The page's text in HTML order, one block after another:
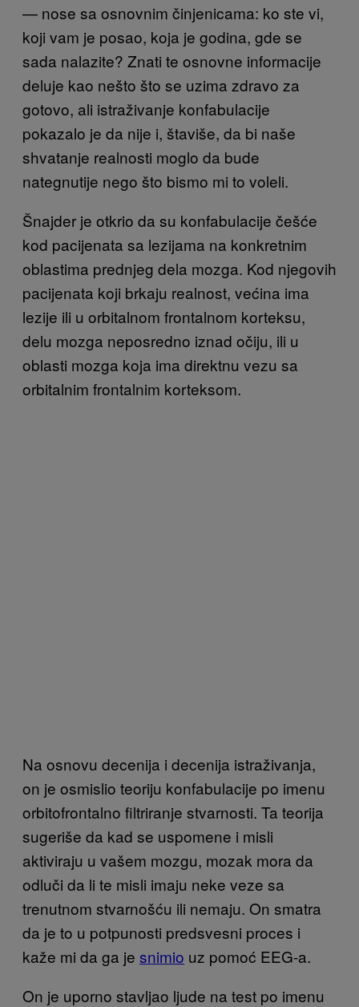
— nose sa osnovnim činjenicama: ko ste vi,
koji vam je posao, koja je godina, gde se
sada nalazite? Znati te osnovne informacije
deluje kao nešto što se uzima zdravo za
gotovo, ali istraživanje konfabulacije
pokazalo je da nije i, štaviše, da bi naše
shvatanje realnosti moglo da bude
nategnutije nego što bismo mi to voleli.
Šnajder je otkrio da su konfabulacije češće
kod pacijenata sa lezijama na konkretnim
oblastima prednjeg dela mozga. Kod njegovih
pacijenata koji brkaju realnost, većina ima
lezije ili u orbitalnom frontalnom korteksu,
delu mozga neposredno iznad očiju, ili u
oblasti mozga koja ima direktnu vezu sa
orbitalnim frontalnim korteksom.
Na osnovu decenija i decenija istraživanja,
on je osmislio teoriju konfabulacije po imenu
orbitofrontalno filtriranje stvarnosti. Ta teorija
sugeriše da kad se uspomene i misli
aktiviraju u vašem mozgu, mozak mora da
odluči da li te misli imaju neke veze sa
trenutnom stvarnošću ili nemaju. On smatra
da je to u potpunosti predsvesni proces i
kaže mi da ga je snimio uz pomoć EEG-a.
On je uporno stavljao ljude na test po imenu